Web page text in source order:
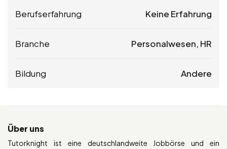
Berufserfahrung Keine Erfahrung
Branche Personalwesen, HR
Bildung Andere
Über uns
Tutorknight ist eine deutschlandweite Jobbörse und ein